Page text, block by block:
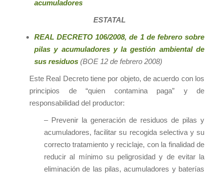
acumuladores
ESTATAL
REAL DECRETO 106/2008, de 1 de febrero sobre
pilas y acumuladores y la gestión ambiental de
sus residuos (BOE 12 de febrero 2008)
Este Real Decreto tiene por objeto, de acuerdo con los
principios de “quien contamina paga” y de
responsabilidad del productor:
– Prevenir la generación de residuos de pilas y
acumuladores, facilitar su recogida selectiva y su
correcto tratamiento y reciclaje, con la finalidad de
reducir al mínimo su peligrosidad y de evitar la
eliminación de las pilas, acumuladores y baterías